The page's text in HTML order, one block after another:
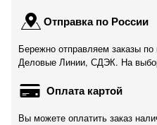
Отправка по России
Бережно отправляем заказы
Деловые Линии, СДЭК. На
Оплата картой
Вы можете оплатить заказ